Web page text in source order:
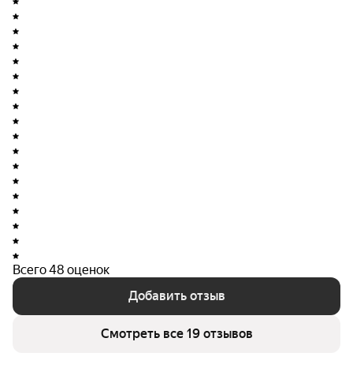
пространство по своему вкусу.
О застройщике
Застройщиком комплекса является ООО СЗ «Город
Будущего». Это компания, созданная коллективом
квалифицированных специалистов, которые
стремятся строить комфортное жильё премиум-
класса по доступным ценам. Компания была основана
в 2019 году и зарекомендовала себя как надёжный
застройщик, который заботится о своих клиентах и их
потребностях.
Всего 48 оценок
Добавить отзыв
Смотреть все 19 отзывов